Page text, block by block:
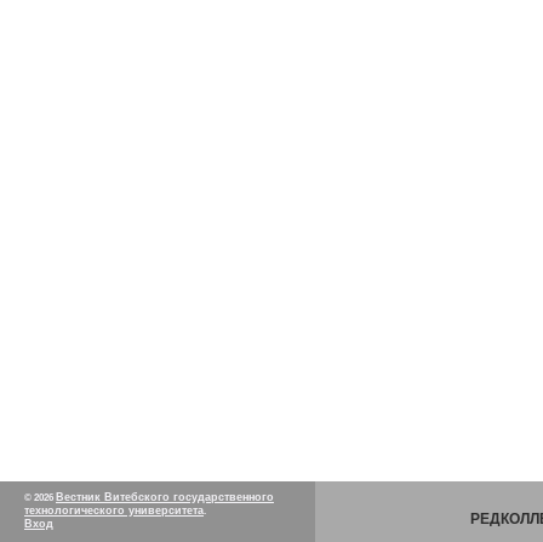
© 2026 Вестник Витебского государственного
технологического университета.
Вход